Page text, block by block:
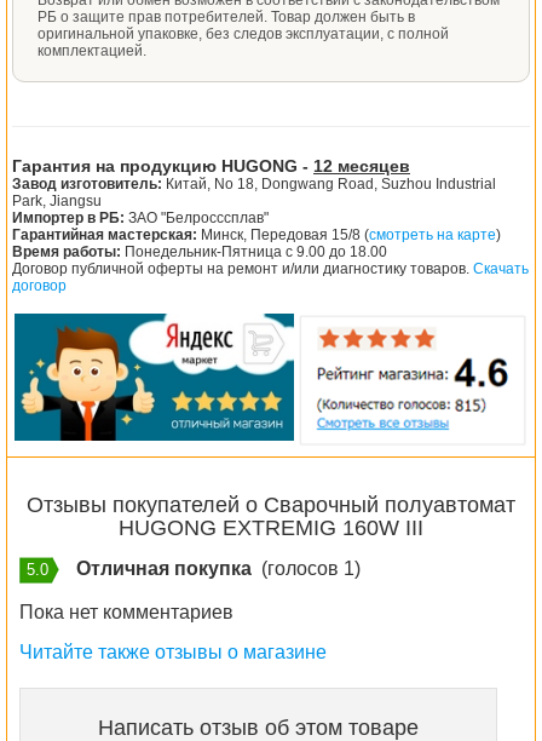
РБ о защите прав потребителей. Товар должен быть в
оригинальной упаковке, без следов эксплуатации, с полной
комплектацией.
Гарантия на продукцию HUGONG - 12 месяцев
Завод изготовитель: Китай, No 18, Dongwang Road, Suzhou Industrial
Park, Jiangsu
Импортер в РБ: ЗАО "Белросссплав"
Гарантийная мастерская: Минск, Передовая 15/8 (смотреть на карте)
Время работы: Понедельник-Пятница с 9.00 до 18.00
Договор публичной оферты на ремонт и/или диагностику товаров. Скачать
договор
Отзывы покупателей о Сварочный полуавтомат
HUGONG EXTREMIG 160W III
5.0 Отличная покупка (голосов 1)
Пока нет комментариев
Читайте также отзывы о магазине
Написать отзыв об этом товаре